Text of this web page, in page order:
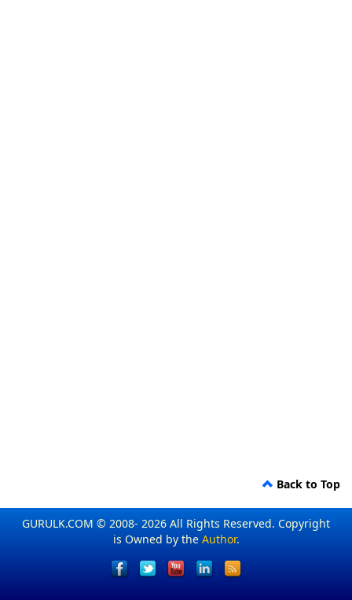
Back to Top
GURULK.COM © 2008- 2026 All Rights Reserved. Copyright
is Owned by the Author.